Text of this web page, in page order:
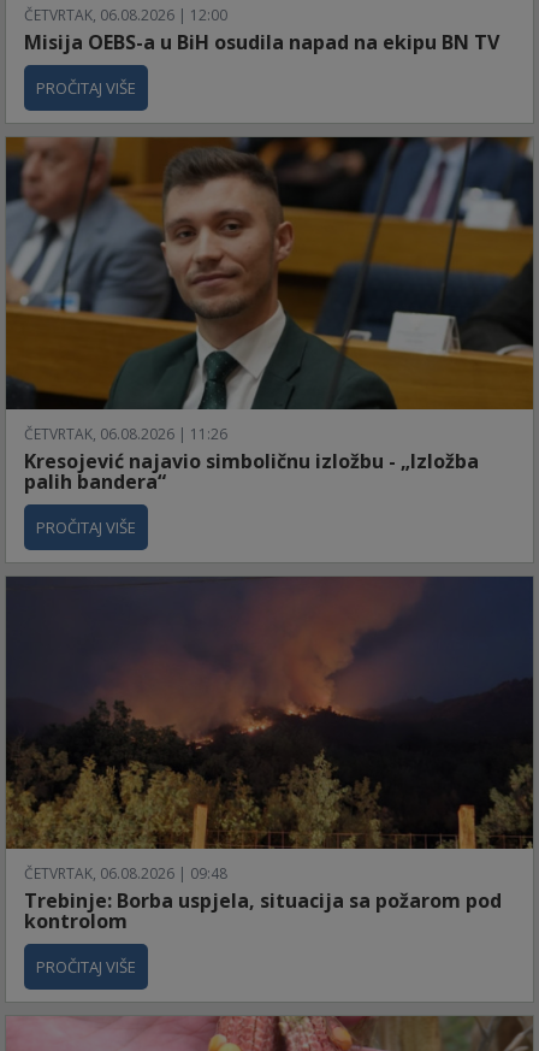
ČETVRTAK, 06.08.2026 | 12:00
Misija OEBS-a u BiH osudila napad na ekipu BN TV
PROČITAJ VIŠE
ČETVRTAK, 06.08.2026 | 11:26
Kresojević najavio simboličnu izložbu - „Izložba
palih bandera“
PROČITAJ VIŠE
ČETVRTAK, 06.08.2026 | 09:48
Trebinje: Borba uspjela, situacija sa požarom pod
kontrolom
PROČITAJ VIŠE